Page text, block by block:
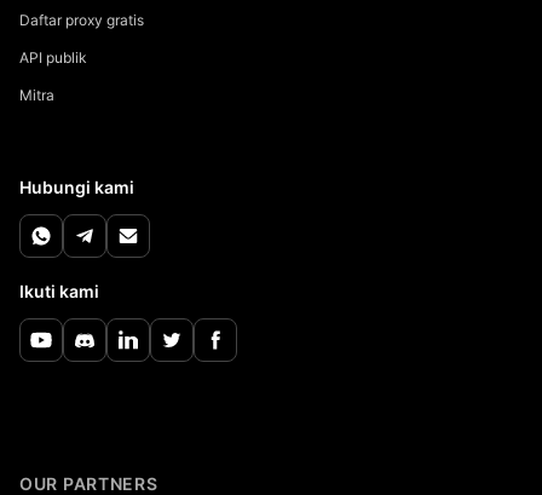
Daftar proxy gratis
API publik
Mitra
Hubungi kami
Ikuti kami
OUR PARTNERS